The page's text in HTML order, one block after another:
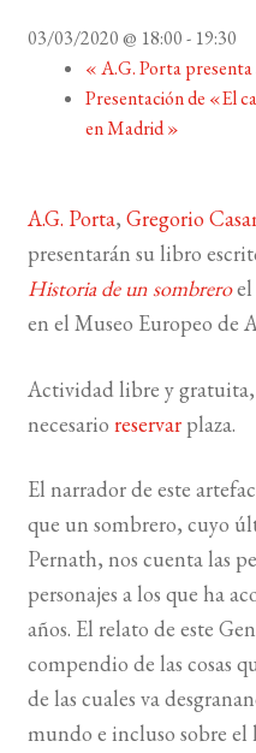
03/03/2020 @ 18:00- 19:30
«A.G. Porta presenta
Presentación de «El
en Madrid»
A.G. Porta, Gregorio
presentarán su libro
Historia de un sombreroel
en el Museo Europeo de
Actividad libre y
necesario reservarplaza.
El narrador de este
que un sombrero, cuyo
Pernath, nos cuenta las
personajes a los que ha
años. El relato de este
compendio de las cosas
de las cuales va
mundo e incluso sobre el